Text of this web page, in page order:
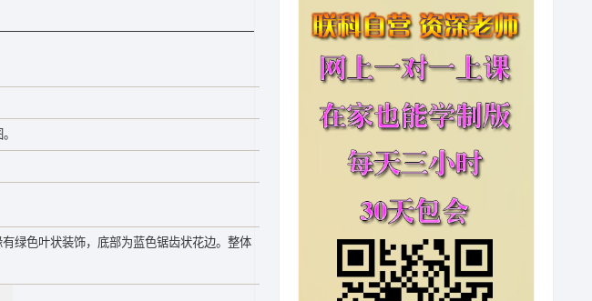
绿色叶状装饰，底部为蓝色锯齿状花边。整体